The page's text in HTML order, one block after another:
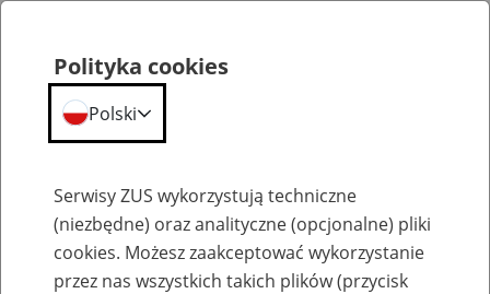
Emerytury
Polityka cookies
Polski
Serwisy ZUS wykorzystują techniczne
(niezbędne) oraz analityczne (opcjonalne) pliki
cookies. Możesz zaakceptować wykorzystanie
przez nas wszystkich takich plików (przycisk